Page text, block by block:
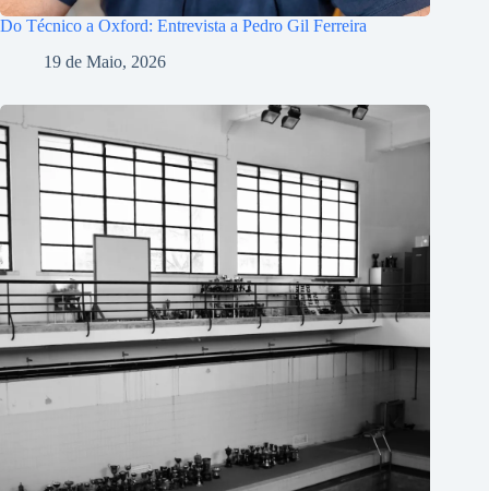
Do Técnico a Oxford: Entrevista a Pedro Gil Ferreira
19 de Maio, 2026